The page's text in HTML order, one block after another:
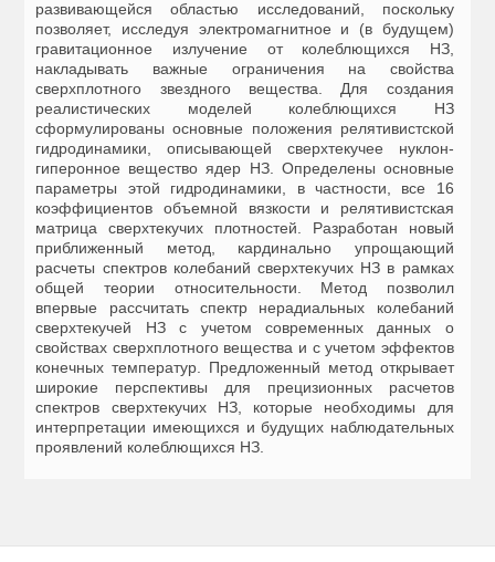
развивающейся областью исследований, поскольку
позволяет, исследуя электромагнитное и (в будущем)
гравитационное излучение от колеблющихся НЗ,
накладывать важные ограничения на свойства
сверхплотного звездного вещества. Для создания
реалистических моделей колеблющихся НЗ
сформулированы основные положения релятивистской
гидродинамики, описывающей сверхтекучее нуклон-
гиперонное вещество ядер НЗ. Определены основные
параметры этой гидродинамики, в частности, все 16
коэффициентов объемной вязкости и релятивистская
матрица сверхтекучих плотностей. Разработан новый
приближенный метод, кардинально упрощающий
расчеты спектров колебаний сверхтекучих НЗ в рамках
общей теории относительности. Метод позволил
впервые рассчитать спектр нерадиальных колебаний
сверхтекучей НЗ с учетом современных данных о
свойствах сверхплотного вещества и с учетом эффектов
конечных температур. Предложенный метод открывает
широкие перспективы для прецизионных расчетов
спектров сверхтекучих НЗ, которые необходимы для
интерпретации имеющихся и будущих наблюдательных
проявлений колеблющихся НЗ.